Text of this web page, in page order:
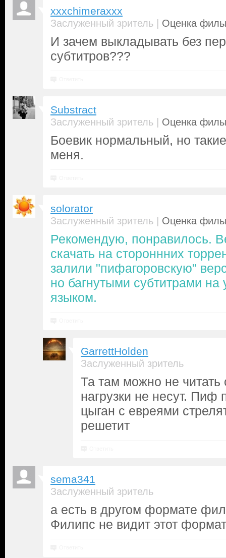
xxxchimeraxxx
Заслуженный зритель | Оценка
И зачем выкладывать без
субтитров???
Substract
Заслуженный зритель | Оценка
Боевик нормальный, но
меня.
solorator
Заслуженный зритель | Оценка
Рекомендую, понравилось.
скачать на стороннних
залили "пифагоровскую"
но багнутыми субтитрами на
языком.
GarrettHolden
Заслуженный зритель
Та там можно не
нагрузки не несут. Пиф
цыган с евреями
решетит
sema341
Заслуженный зритель
а есть в другом формате
Филипс не видит этот формат